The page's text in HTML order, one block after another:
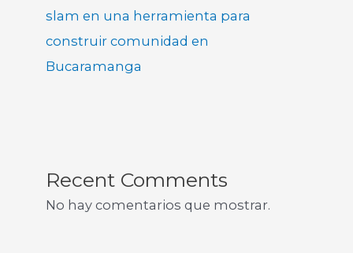
slam en una herramienta para
construir comunidad en
Bucaramanga
Recent Comments
No hay comentarios que mostrar.